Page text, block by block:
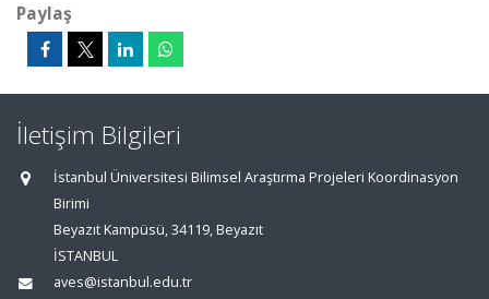
Paylaş
İletişim Bilgileri
İstanbul Üniversitesi Bilimsel Araştırma Projeleri Koordinasyon
Birimi
Beyazıt Kampüsü, 34119, Beyazıt
İSTANBUL
aves@istanbul.edu.tr